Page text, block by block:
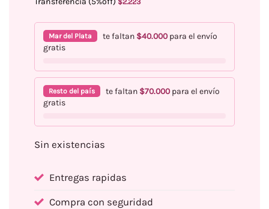
Mar del Plata te faltan $40.000para el envío
gratis
Resto del país te faltan $70.000para el envío
gratis
Sin existencias
Entregas rapidas
Compra con seguridad